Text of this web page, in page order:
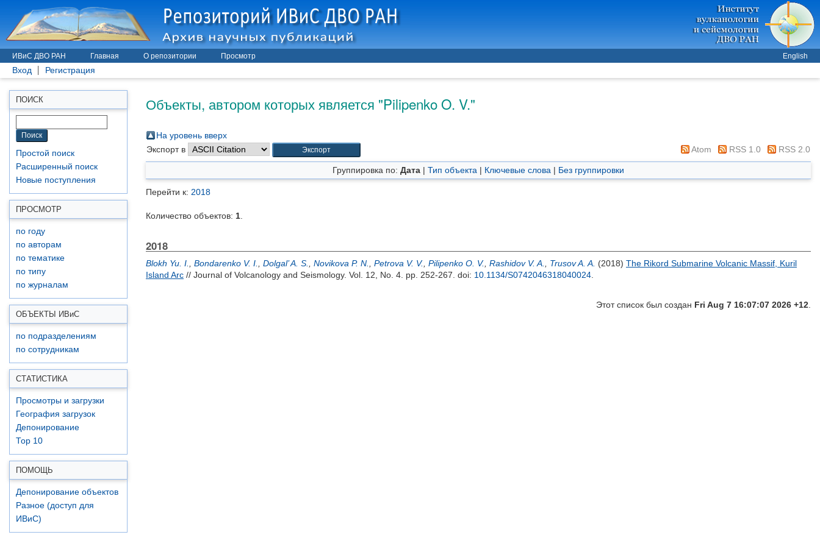
ИВиС ДВО РАН Главная О репозитории Просмотр English
Вход Регистрация
ПОИСК
Простой поиск
Расширенный поиск
Новые поступления
ПРОСМОТР
по году
по авторам
по тематике
по типу
по журналам
ОБЪЕКТЫ ИВиС
по подразделениям
по сотрудникам
СТАТИСТИКА
Просмотры и загрузки
География загрузок
Депонирование
Top 10
ПОМОЩЬ
Депонирование объектов
Разное (доступ для
ИВиС)
Объекты, автором которых является "Pilipenko O. V."
На уровень вверх
Экспорт в
Atom RSS 1.0 RSS 2.0
Группировка по: Дата | Тип объекта | Ключевые слова | Без группировки
Перейти к: 2018
Количество объектов: 1
2018
Blokh Yu. I. Bondarenko V. I. Dolgal’ A. S. Novikova P. N. Petrova V. V. Pilipenko O. V. Rashidov V. A. Trusov A. A. (2018) The Rikord Submarine Volcanic Massif, Kuril
Island Arc // Journal of Volcanology and Seismology. Vol. 12, No. 4. pp. 252-267. doi: 10.1134/S0742046318040024
Этот список был создан Fri Aug 7 16:07:07 2026 +12